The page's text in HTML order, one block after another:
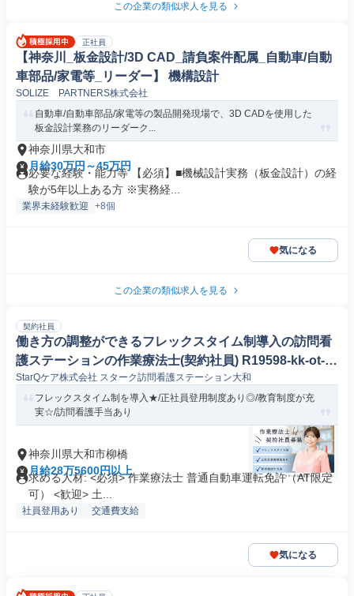
この企業の類似求人を見る
正社員
【神奈川_板金設計/3D CAD_請負案件配属_自動車/自動
車部品/家電等_リーダー】 機構設計
SOLIZE PARTNERS株式会社
自動車/自動車部品/家電等の製品開発現場で、3D CADを使用した
板金設計業務のリーダーク...
神奈川県大和市
月給30万円～45万円
必要な経験・能力等 【必須】■機械設計実務（板金設計）の経
験が5年以上ある方 ※実務経...
業界未経験歓迎 +8個
気になる
この企業の類似求人を見る
契約社員
働き方の調整ができるフレックスタイム制導入の訪問看
護ステーションの作業療法士(契約社員) R19598-kk-ot-nf
-nor
StarQケア株式会社 スターク訪問看護ステーション大和
フレックスタイム制を導入★/正社員登用制度あり◎/教育制度が充
実☆/訪問看護手当あり
神奈川県大和市柳橋
月給28万5600円以上
求める人材: <必須> 作業療法士 普通自動車運転免許（AT限定
可） <歓迎> 土...
社員登用あり 交通費支給
気になる